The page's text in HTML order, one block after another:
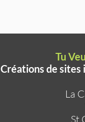
Tu
Créations de
La
St